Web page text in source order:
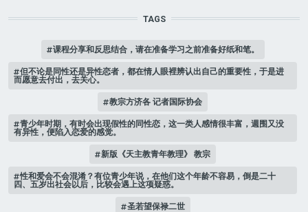
TAGS
课程分享和反思结合，请在准备学习之前准备好纸和笔。
但不论是同性还是异性恋者，都在情人眼裡辨认出自己的重要性，于是进
而愿意去付出，去关心。
教宗方济各 记者国际协会
青少年时期，有时会出现假性的同性恋，这一类人感情很丰富，週围又没
有异性，便陷入恋爱的感觉。
新版《天主教青年教理》 教宗
性和爱会不会混淆？有位青少年说，在他们这个年龄不容易，倒是二十
四、五岁出社会以后，比较会遇上这项疑惑。
圣若望保禄二世